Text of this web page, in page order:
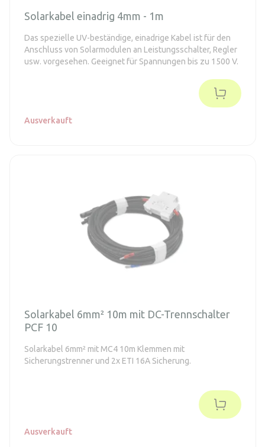
Solarkabel einadrig 4mm - 1m
Das spezielle UV-beständige, einadrige Kabel ist für den
Anschluss von Solarmodulen an Leistungsschalter, Regler
usw. vorgesehen. Geeignet für Spannungen bis zu 1500 V.
Ausverkauft
Solarkabel 6mm² 10m mit DC-Trennschalter
PCF 10
Solarkabel 6mm² mit MC4 10m Klemmen mit
Sicherungstrenner und 2x ETI 16A Sicherung.
Ausverkauft